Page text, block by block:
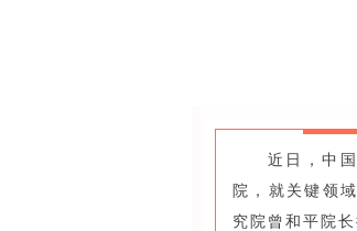
近日，中
院，就关键领
究院曾和平院